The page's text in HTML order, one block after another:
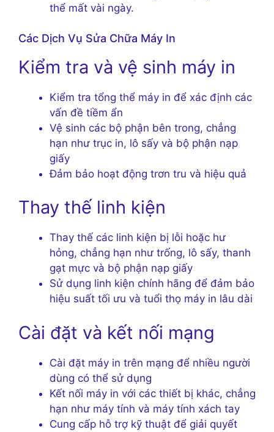
thể mất vài ngày.
Các Dịch Vụ Sửa Chữa Máy In
Kiểm tra và vệ sinh máy in
Kiểm tra tổng thể máy in để xác định các
vấn đề tiềm ẩn
Vệ sinh các bộ phận bên trong, chẳng
hạn như trục in, lô sấy và bộ phận nạp
giấy
Đảm bảo hoạt động trơn tru và hiệu quả
Thay thế linh kiện
Thay thế các linh kiện bị lỗi hoặc hư
hỏng, chẳng hạn như trống, lô sấy, thanh
gạt mực và bộ phận nạp giấy
Sử dụng linh kiện chính hãng để đảm bảo
hiệu suất tối ưu và tuổi thọ máy in lâu dài
Cài đặt và kết nối mạng
Cài đặt máy in trên mạng để nhiều người
dùng có thể sử dụng
Kết nối máy in với các thiết bị khác, chẳng
hạn như máy tính và máy tính xách tay
Cung cấp hỗ trợ kỹ thuật để giải quyết